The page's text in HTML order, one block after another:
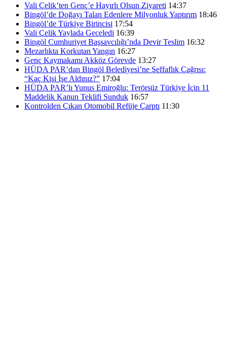
Vali Çelik’ten Genç’e Hayırlı Olsun Ziyareti 14:37
Bingöl’de Doğayı Talan Edenlere Milyonluk Yaptırım 18:46
Bingöl’de Türkiye Birincisi 17:54
Vali Çelik Yaylada Geceledi 16:39
Bingöl Cumhuriyet Başsavcılığı’nda Devir Teslim 16:32
Mezarlıkta Korkutan Yangın 16:27
Genç Kaymakamı Akköz Görevde 13:27
HÜDA PAR’dan Bingöl Belediyesi’ne Şeffaflık Çağrısı:
“Kaç Kişi İşe Aldınız?” 17:04
HÜDA PAR’lı Yunus Emiroğlu: Terörsüz Türkiye İçin 11
Maddelik Kanun Teklifi Sunduk 16:57
Kontrolden Çıkan Otomobil Refüje Çarptı 11:30